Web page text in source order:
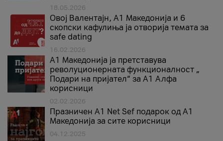
18.05.2026
Овој Валентајн, A1 Македонија и 6
скопски кафулиња ја отворија темата за
safe dating
16.02.2026
А1 Македонија ја претставува
револуционерната функционалност „
Подари на пријател“ за А1 Алфа
корисници
02.02.2026
Празничен A1 Net Sеf подарок од А1
Македонија за сите корисници
04.12.2025